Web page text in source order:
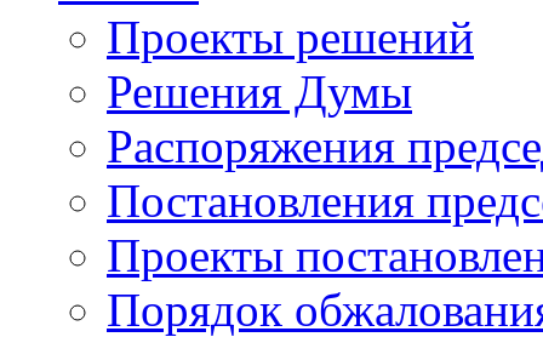
Проекты решений
Решения Думы
Распоряжения
Постановления
Проекты
Порядок